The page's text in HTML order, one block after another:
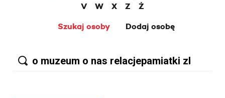
V
W X Z
Ż
Szukaj osoby
Dodaj osobę